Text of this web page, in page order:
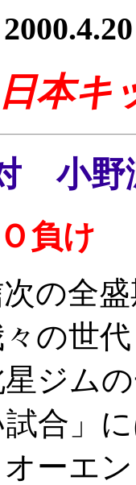
日本キ
小野
負け
の全
の世代
星ジム
試合」
ーエ